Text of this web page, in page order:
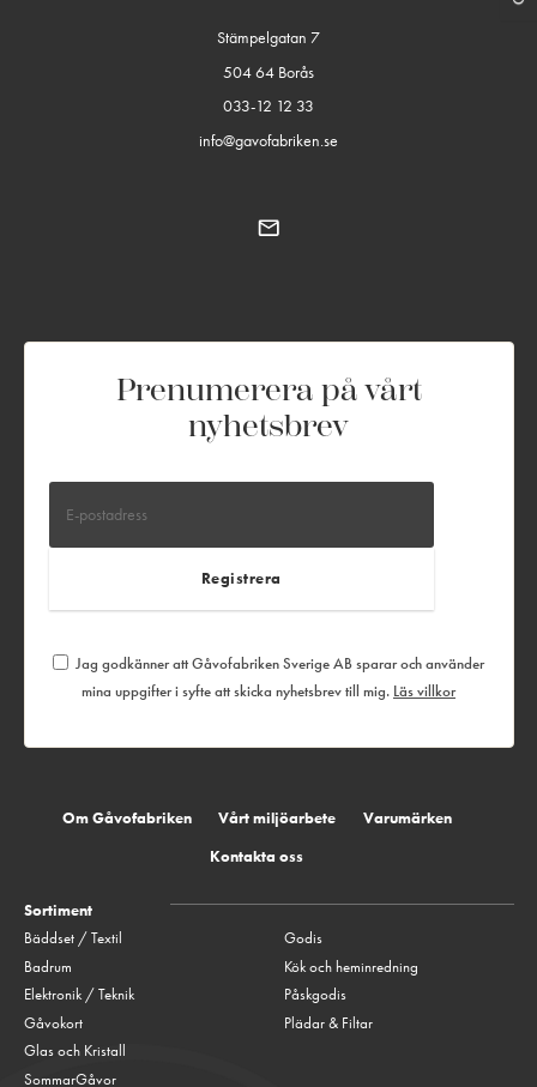
Stämpelgatan 7
504 64 Borås
033-12 12 33
info@gavofabriken.se
Prenumerera på vårt
nyhetsbrev
Jag godkänner att Gåvofabriken Sverige AB sparar och använder
mina uppgifter i syfte att skicka nyhetsbrev till mig. Läs villkor
Om Gåvofabriken Vårt miljöarbete
Varumärken
Kontakta oss
Sortiment
Bäddset / Textil
Badrum
Elektronik / Teknik
Gåvokort
Glas och Kristall
Godis
Kök och heminredning
Påskgodis
Plädar & Filtar
SommarGåvor